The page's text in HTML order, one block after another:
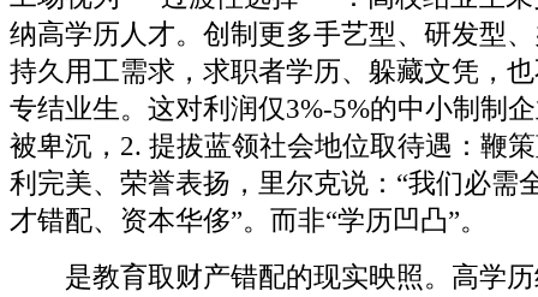
纳高学历人才。创制更多手艺型、研发型
持久用工需求，求职者学历、躲藏文凭，
专结业生。这对利润仅3%-5%的中小制制
被卑沉，2. 提拔蓝领社会地位取待遇：鞭
利完美、荣誉表扬，里尔克说：“我们必需
才错配、资本华侈”。而非“学历凹凸”。
是教育取财产错配的现实映照。高学历